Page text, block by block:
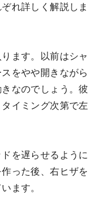
れ詳しく解説しま
ます。以前はシャ
をやや開きながら
なのでしょう。彼
イミング次第で左
を遅らせるように
った後、右ヒザを
ます。